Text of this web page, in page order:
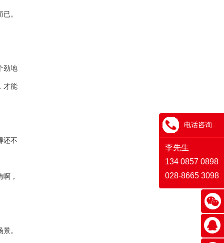
。
劲地
才能
还不
，
。
电话咨询
李先生
134 0857 0898
028-8665 3098